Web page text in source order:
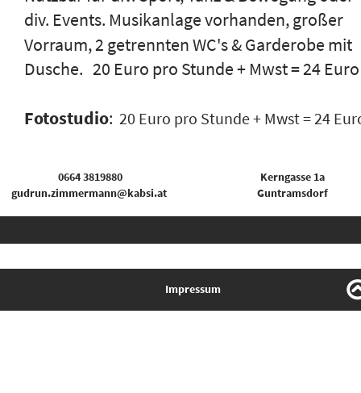
div. Events. Musikanlage vorhanden, großer
Vorraum, 2 getrennten WC's & Garderobe mit
Dusche.   20 Euro pro Stunde + Mwst = 24 Euro
Fotostudio: 20 Euro pro Stunde + Mwst = 24
Impressum
0664 3819880
gudrun.zimmermann@kabsi.at
Kerngasse 1a
Guntramsdorf